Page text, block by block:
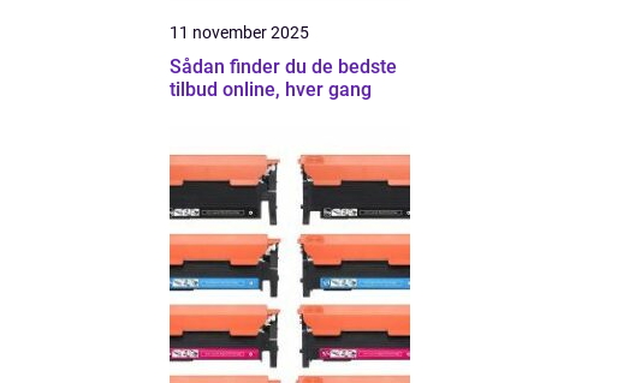
11 november 2025
Sådan finder du de bedste
tilbud online, hver gang